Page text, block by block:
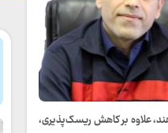
علاوه بر کاهش ریسک‌پذیری،